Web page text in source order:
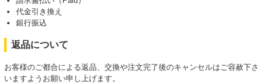
代金引き換え
銀行振込
返品について
お客様のご都合による返品、交換や注文完了後のキャンセルはご容赦下さ
いますようお願い申し上げます。